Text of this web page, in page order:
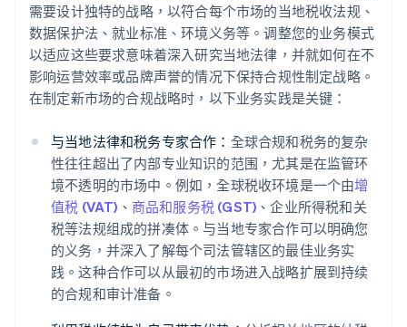
需要设计独特的战略，以符合每个市场的当地税收法规、
数据保护法、就业标准、环境义务等。调整您的业务模式
以适应这些要求意味着深入研究当地法律，并就如何在不
影响运营效率或品牌声誉的情况下保持合规性制定战略。
在制定新市场的合规战略时，以下业务实践是关键：
与当地法律和税务专家合作： 全球合规和税务的复杂
性往往超出了内部专业知识的范围，尤其是在监管环
境不透明的市场中。例如，全球税收环境是一个由增
值税 (VAT) 、 商品和服务税 (GST) 、企业所得税和关
税等法规组成的拼凑体。与当地专家合作可以明确您
的义务，并深入了解每个司法管辖区的最佳业务实
践。这种合作可以从最初的市场进入战略扩展到持续
的合规和审计准备。